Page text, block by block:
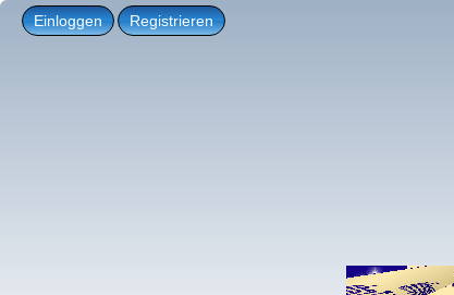
Einloggen Registrieren